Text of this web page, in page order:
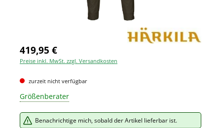
419,95 €
Preise inkl. MwSt. zzgl. Versandkosten
zurzeit nicht verfügbar
Größenberater
Benachrichtige mich, sobald der Artikel lieferbar ist.